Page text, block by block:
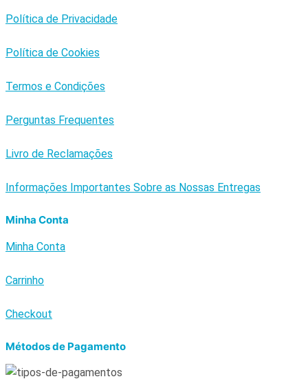
Política de Privacidade
Política de Cookies
Termos e Condições
Perguntas Frequentes
Livro de Reclamações
Informações Importantes Sobre as Nossas Entregas
Minha Conta
Minha Conta
Carrinho
Checkout
Métodos de Pagamento